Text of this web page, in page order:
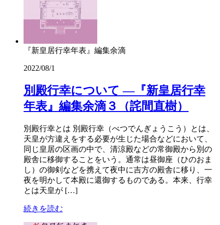
『新皇居行幸年表』編集余滴
2022/08/1
別殿行幸について ―『新皇居行幸
年表』編集余滴３（詫間直樹）
別殿行幸とは 別殿行幸（べつでんぎょうこう）とは、
天皇が方違えをする必要が生じた場合などにおいて、
同じ皇居の区画の中で、清涼殿などの常御殿から別の
殿舎に移御することをいう。通常は昼御座（ひのおま
し）の御剣などを携えて夜中に吉方の殿舎に移り、一
夜を明かして本殿に還御するものである。本来、行幸
とは天皇が […]
続きを読む